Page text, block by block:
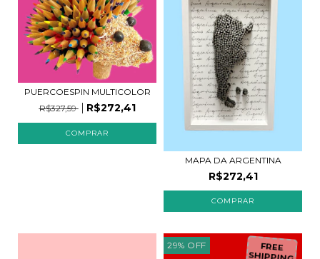
PUERCOESPIN MULTICOLOR
R$327,59
R$272,41
COMPRAR
MAPA DA ARGENTINA
R$272,41
29% OFF FREE